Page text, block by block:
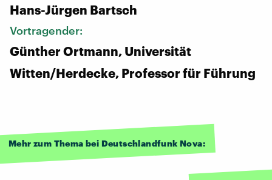
Hans-Jürgen Bartsch
Vortragender:
Günther Ortmann, Universität
Witten/Herdecke, Professor für Führung
Mehr zum Thema bei Deutschlandfunk Nova: